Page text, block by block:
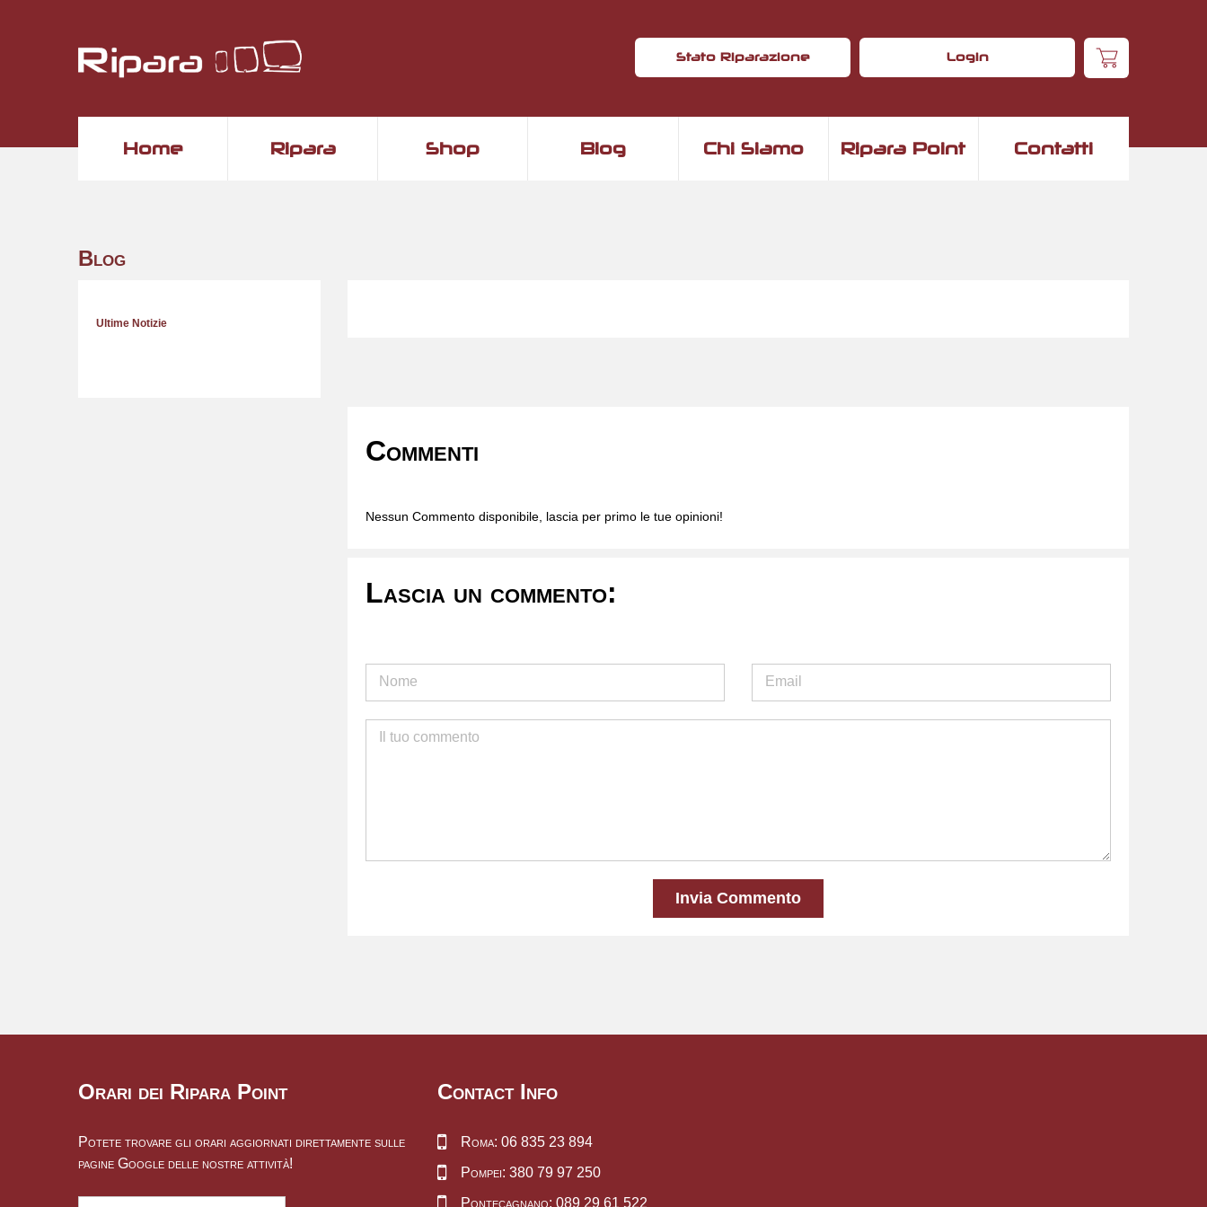
Stato Riparazione Login
Home Ripara Shop Blog Chi Siamo Ripara Point Contatti
Blog
Ultime Notizie
Commenti
Nessun Commento disponibile, lascia per primo le tue opinioni!
Lascia un commento:
Invia Commento
Orari dei Ripara Point
Potete trovare gli orari aggiornati direttamente sulle
pagine Google delle nostre attività!
Contact Info
Roma: 06 835 23 894
Pompei: 380 79 97 250
Pontecagnano: 089 29 61 522